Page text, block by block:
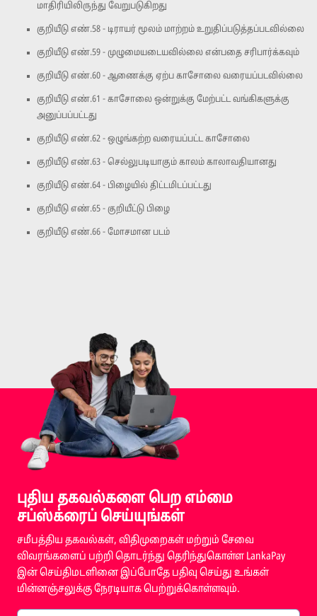
மாதிரியிலிருந்து வேறுபடுகிறது
குறியீடு எண்.58 - டிராயர் மூலம் மாற்றம் உறுதிப்படுத்தப்படவில்லை
குறியீடு எண்.59 - முழுமையடையவில்லை என்பதை சரிபார்க்கவும்
குறியீடு எண்.60 - ஆணைக்கு ஏற்ப காசோலை வரையப்படவில்லை
குறியீடு எண்.61 - காசோலை ஒன்றுக்கு மேற்பட்ட வங்கிகளுக்கு
அனுப்பப்பட்டது
குறியீடு எண்.62 - ஒழுங்கற்ற வரையப்பட்ட காசோலை
குறியீடு எண்.63 - செல்லுபடியாகும் காலம் காலாவதியானது
குறியீடு எண்.64 - பிழையில் திட்டமிடப்பட்டது
குறியீடு எண்.65 - குறியீட்டு பிழை
குறியீடு எண்.66 - மோசமான படம்
புதிய தகவல்களை பெற எம்மை
சப்ஸ்க்ரைப் செய்யுங்கள்
சமீபத்திய தகவல்கள், விதிமுறைகள் மற்றும் சேவை
விவரங்களைப் பற்றி தொடர்ந்து தெரிந்துகொள்ள LankaPay
இன் செய்திமடளினை இப்போதே பதிவு செய்து உங்கள்
மின்னஞ்சலுக்கு நேரடியாக பெற்றுக்கொள்ளவும்.